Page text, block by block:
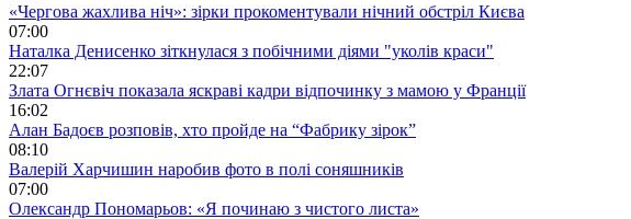
«Чергова жахлива ніч»: зірки прокоментували нічний обстріл Києва
07:00
Наталка Денисенко зіткнулася з побічними діями "уколів краси"
22:07
Злата Огнєвіч показала яскраві кадри відпочинку з мамою у Франції
16:02
Алан Бадоєв розповів, хто пройде на “Фабрику зірок”
08:10
Валерій Харчишин наробив фото в полі соняшників
07:00
Олександр Пономарьов: «Я починаю з чистого листа»